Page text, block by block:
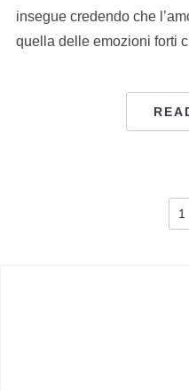
insegue credendo che
quella delle emozioni forti
NAVIGAZIONE1